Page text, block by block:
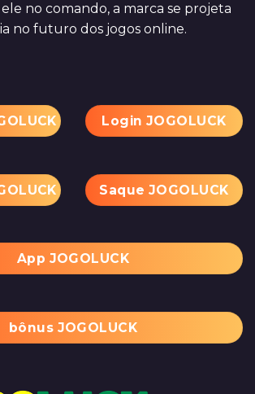
no comando, a marca se projeta
no futuro dos jogos online.
Login JOGOLUCK
Saque JOGOLUCK
App JOGOLUCK
bônus JOGOLUCK